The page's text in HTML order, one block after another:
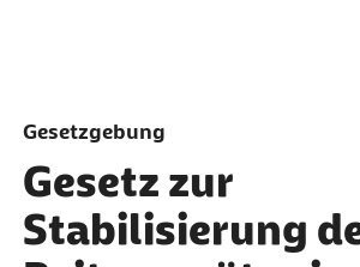
Gesetzgebung
Gesetz zur
Stabilisierung